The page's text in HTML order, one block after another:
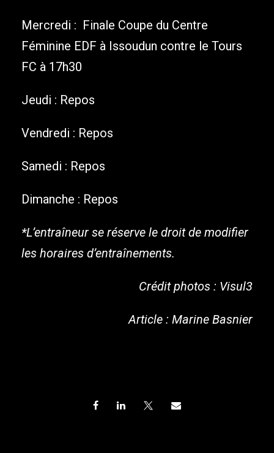
Mercredi : Finale Coupe du Centre
Féminine EDF à Issoudun contre le Tours
FC à 17h30
Jeudi : Repos
Vendredi : Repos
Samedi : Repos
Dimanche : Repos
*L’entraîneur se réserve le droit de modifier
les horaires d’entraînements.
Crédit photos : Visul3
Article : Marine Basnier